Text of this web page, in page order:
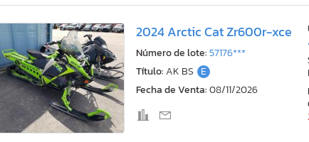
2024 Arctic Cat Zr600r-xce
Número de lote:57176***
Título: AK BS E
Fecha de Venta:08/11/2026